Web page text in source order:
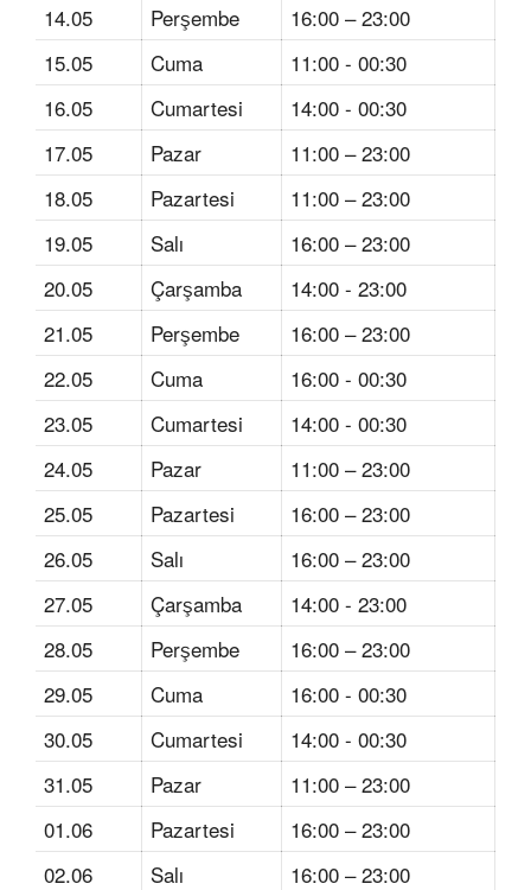
14.05
Perşembe
16:00 – 23:00
15.05
Cuma
11:00 - 00:30
16.05
Cumartesi
14:00 - 00:30
17.05
Pazar
11:00 – 23:00
18.05
Pazartesi
11:00 – 23:00
19.05
Salı
16:00 – 23:00
20.05
Çarşamba
14:00 - 23:00
21.05
Perşembe
16:00 – 23:00
22.05
Cuma
16:00 - 00:30
23.05
Cumartesi
14:00 - 00:30
24.05
Pazar
11:00 – 23:00
25.05
Pazartesi
16:00 – 23:00
26.05
Salı
16:00 – 23:00
27.05
Çarşamba
14:00 - 23:00
28.05
Perşembe
16:00 – 23:00
29.05
Cuma
16:00 - 00:30
30.05
Cumartesi
14:00 - 00:30
31.05
Pazar
11:00 – 23:00
01.06
Pazartesi
16:00 – 23:00
02.06
Salı
16:00 – 23:00